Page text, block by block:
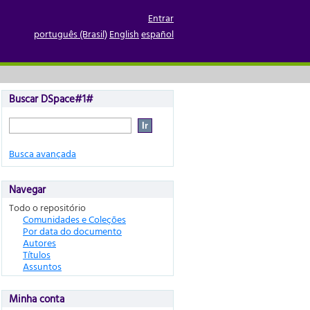
Entrar
português (Brasil)Englishespañol
Buscar DSpace#1#
Busca avançada
Navegar
Todo o repositório
Comunidades e Coleções
Por data do documento
Autores
Títulos
Assuntos
Minha conta